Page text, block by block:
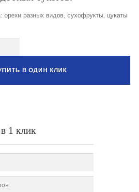
орехи разных видов, сухофрукты, цукаты
В ОДИН КЛИК
1 клик